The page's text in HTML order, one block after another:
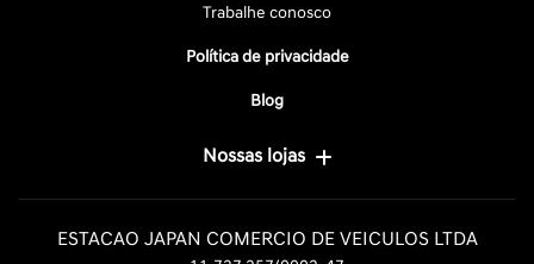
Trabalhe conosco
Política de privacidade
Blog
Nossas lojas
ESTACAO JAPAN COMERCIO DE VEICULOS LTDA